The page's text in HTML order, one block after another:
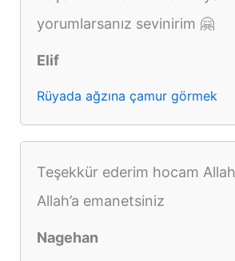
yorumlarsanız sevinirim 🤗
Elif
Rüyada ağzına çamur görmek
Teşekkür ederim hocam
Allah’a emanetsiniz
Nagehan